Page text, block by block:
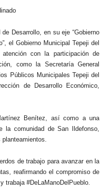
Desarrollo, en su eje “Gobierno
el Gobierno Municipal Tepeji del
con la participación de
como la Secretaría General
Públicos Municipales Tepeji del
de Desarrollo Económico,
Benítez, así como a una
la comunidad de San Ildefonso,
de trabajo para avanzar en la
reafirmando el compromiso de
trabaja #DeLaManoDelPueblo.